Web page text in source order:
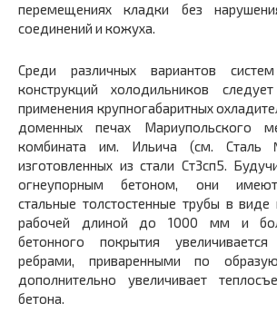
перемещениях кладки без
соединений и кожуха.
Среди различных вариантов
конструкций холодильников
применения крупногабаритных
доменных печах Мариупольского
комбината им. Ильича (см.
изготовленных из стали Ст3сп5.
огнеупорным бетоном, они
стальные толстостенные трубы в виде
рабочей длиной до 1000 мм и
бетонного покрытия увеличивается
ребрами, приваренными по
дополнительно увеличивает
бетона.